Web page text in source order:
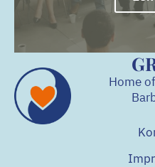
Home